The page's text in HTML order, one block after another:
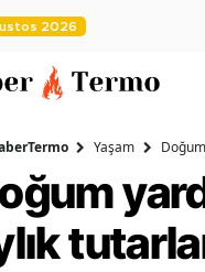
2026
Yaşam